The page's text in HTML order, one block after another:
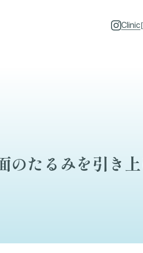
Clinic
のたるみを引き